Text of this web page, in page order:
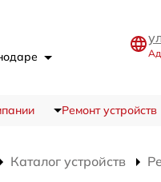
Ремонт устройств
Каталог устройств